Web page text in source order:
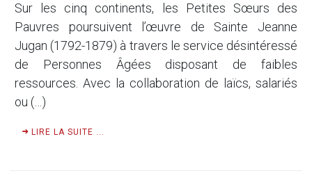
Sur les cinq continents, les Petites Sœurs des
Pauvres poursuivent l’œuvre de Sainte Jeanne
Jugan (1792-1879) à travers le service désintéressé
de Personnes Âgées disposant de faibles
ressources. Avec la collaboration de laïcs, salariés
ou (…)
LIRE LA SUITE ...